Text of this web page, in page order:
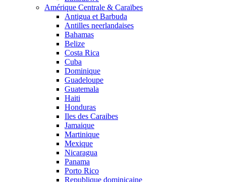
Amérique Centrale & Caraïbes
Antigua et Barbuda
Antilles neerlandaises
Bahamas
Belize
Costa Rica
Cuba
Dominique
Guadeloupe
Guatemala
Haiti
Honduras
Iles des Caraibes
Jamaique
Martinique
Mexique
Nicaragua
Panama
Porto Rico
Republique dominicaine